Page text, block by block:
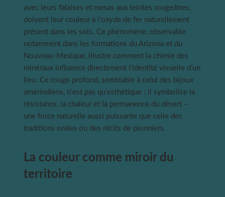
avec leurs falaises et mesas aux teintes rougeâtres,
doivent leur couleur à l’oxyde de fer naturellement
présent dans les sols. Ce phénomène, observable
notamment dans les formations du Arizona et du
Nouveau-Mexique, illustre comment la chimie des
minéraux influence directement l’identité visuelle d’un
lieu. Ce rouge profond, semblable à celui des bijoux
amérindiens, n’est pas qu’esthétique : il symbolise la
résistance, la chaleur et la permanence du désert –
une force naturelle aussi puissante que celle des
traditions orales ou des récits de pionniers.
La couleur comme miroir du
territoire